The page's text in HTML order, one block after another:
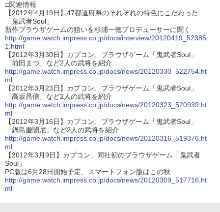
□関連情報
【2012年4月19日】47都道府県のそれぞれの特色にこだわった
「鬼武者Soul」
新作ブラウザゲームの狙いを杉浦一徳プロデューサーに聞く
http://game.watch.impress.co.jp/docs/interview/20120419_52385
1.html
【2012年3月30日】カプコン、ブラウザゲーム「鬼武者Soul」
「前田まつ」など2人の武将を紹介
http://game.watch.impress.co.jp/docs/news/20120330_522754.ht
ml
【2012年3月23日】カプコン、ブラウザゲーム「鬼武者Soul」
「高坂昌信」など2人の武将を紹介
http://game.watch.impress.co.jp/docs/news/20120323_520939.ht
ml
【2012年3月16日】カプコン、ブラウザゲーム「鬼武者Soul」
「鍋島慶誾尼」など2人の武将を紹介
http://game.watch.impress.co.jp/docs/news/20120316_519376.ht
ml
【2012年3月9日】カプコン、同社初のブラウザゲーム「鬼武者
Soul」
PC版は6月28日開始予定、スマートフォン版はこの秋
http://game.watch.impress.co.jp/docs/news/20120309_517716.ht
ml